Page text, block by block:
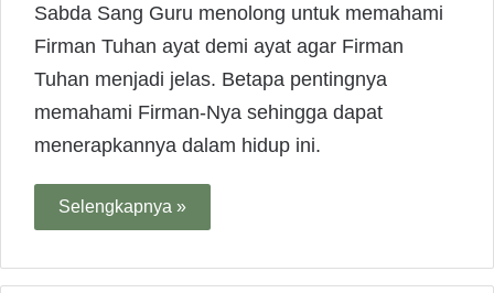
Sabda Sang Guru menolong untuk memahami
Firman Tuhan ayat demi ayat agar Firman
Tuhan menjadi jelas. Betapa pentingnya
memahami Firman-Nya sehingga dapat
menerapkannya dalam hidup ini.
Selengkapnya »